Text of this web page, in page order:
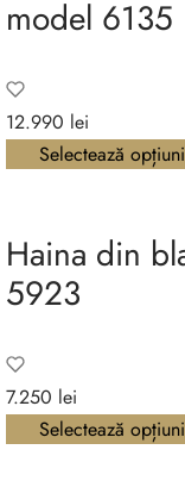
model 6135
12.990 lei
Selectează
Haina din
5923
7.250 lei
Selectează